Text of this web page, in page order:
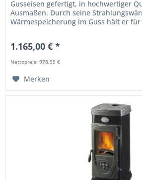
Gusseisen gefertigt, in hochwertiger
Ausmaßen. Durch seine
Wärmespeicherung im Guss hält er
1.165,00 € *
Nettopreis: 978,99 €
Merken